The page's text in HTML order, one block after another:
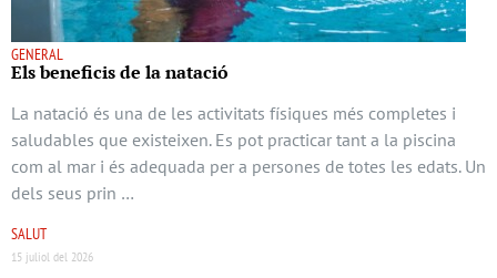
GENERAL
Els beneﬁcis de la natació
La natació és una de les activitats físiques més completes i
saludables que existeixen. Es pot practicar tant a la piscina
com al mar i és adequada per a persones de totes les edats. Un
dels seus prin …
SALUT
15 juliol del 2026